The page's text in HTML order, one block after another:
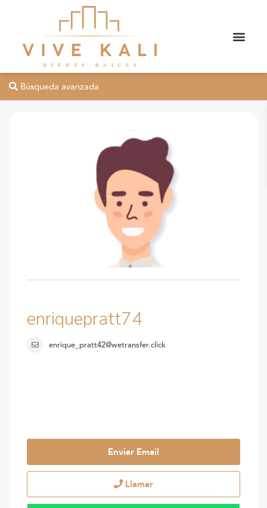
Búsqueda avanzada
enriquepratt74
enrique_pratt42@wetransfer.click
Enviar Email
Llamar